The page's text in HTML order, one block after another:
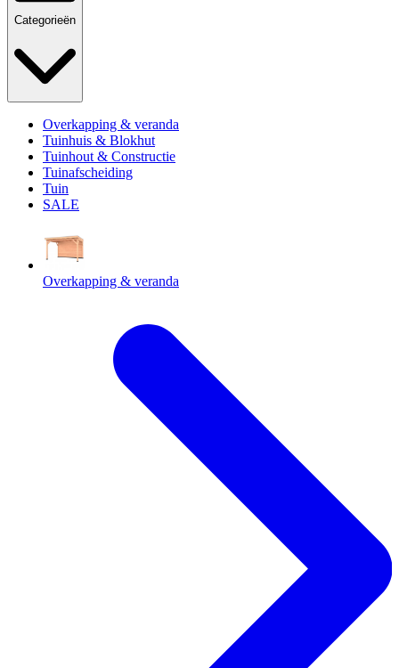
Categorieën
Overkapping & veranda
Tuinhuis & Blokhut
Tuinhout & Constructie
Tuinafscheiding
Tuin
SALE
Overkapping & veranda